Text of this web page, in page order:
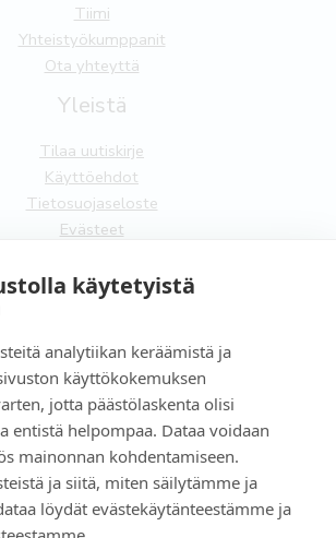
käytetyistä
analytiikan keräämistä ja
käyttökokemuksen
jotta päästölaskenta olisi
entistä helpompaa. Dataa voidaan
mainonnan kohdentamiseen.
ja siitä, miten säilytämme ja
löydät evästekäytänteestämme ja
Tiimi
Yhteistyökumppanit
Ota yhteyttä
Yleistä
Tilaa uutiskirje
Käyttöehdot
Tietosuojaseloste
Evästeet
FI
OpenCO2net Oy 2026